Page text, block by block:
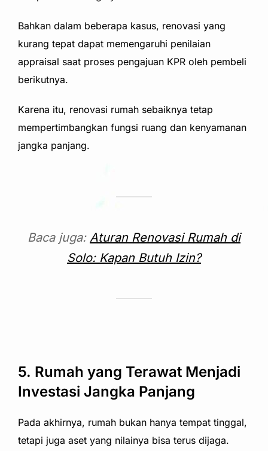
Bahkan dalam beberapa kasus, renovasi yang
kurang tepat dapat memengaruhi penilaian
appraisal saat proses pengajuan KPR oleh pembeli
berikutnya.
Karena itu, renovasi rumah sebaiknya tetap
mempertimbangkan fungsi ruang dan kenyamanan
jangka panjang.
Baca juga: Aturan Renovasi Rumah di
Solo: Kapan Butuh Izin?
5. Rumah yang Terawat Menjadi
Investasi Jangka Panjang
Pada akhirnya, rumah bukan hanya tempat tinggal,
tetapi juga aset yang nilainya bisa terus dijaga.